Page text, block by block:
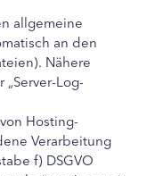
allgemeine
an den
Nähere
Log-
Hosting-
Verarbeitung
f) DSGVO